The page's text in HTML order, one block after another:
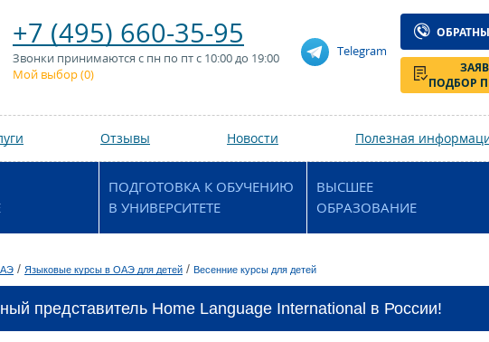
+7 (495) 660-35-95
Звонки принимаются с пн по пт с 10:00 до 19:00
Мой выбор (0)
Telegram
ПОДБОР
Отзывы Новости Полезная
ПОДГОТОВКА К ОБУЧЕНИЮ
В УНИВЕРСИТЕТЕ
ВЫСШЕЕ
ОБРАЗОВАНИЕ
/ Языковые курсы в ОАЭ для детей / Весенние курсы для детей
представитель Home Language International в России!